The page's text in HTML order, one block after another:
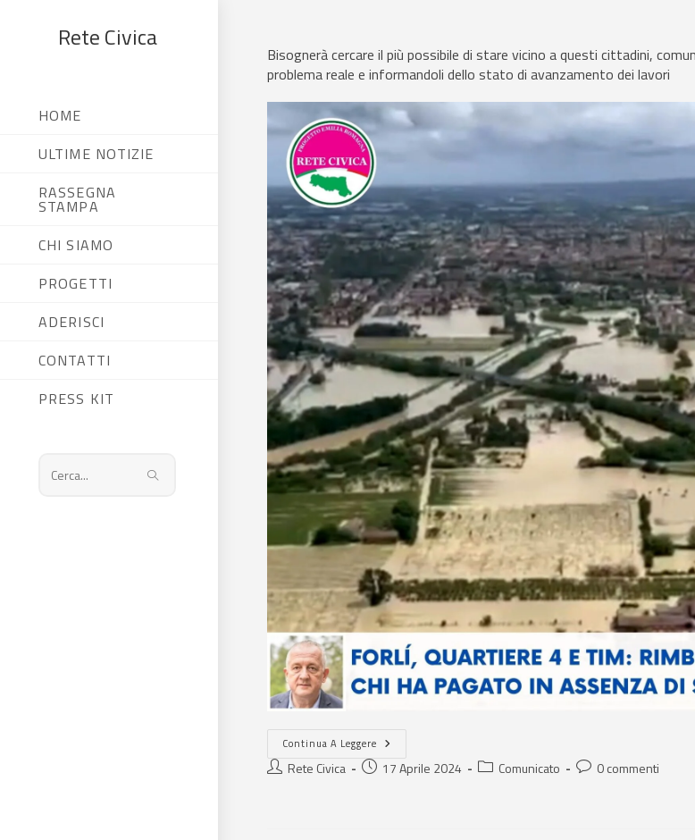
Rete Civica
HOME
ULTIME NOTIZIE
RASSEGNA
STAMPA
CHI SIAMO
PROGETTI
ADERISCI
CONTATTI
PRESS KIT
Cerca
Bisognerà cercare il più possibile di stare vicino a questi cittadini,
problema reale e informandoli dello stato di avanzamento dei lavori
Continua A Leggere
Rete Civica 17 Aprile 2024 Comunicato 0 commenti